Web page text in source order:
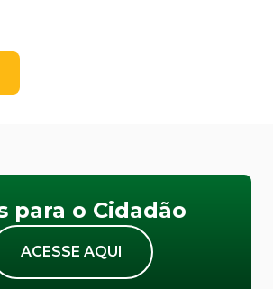
para o Cidadão
ACESSE AQUI